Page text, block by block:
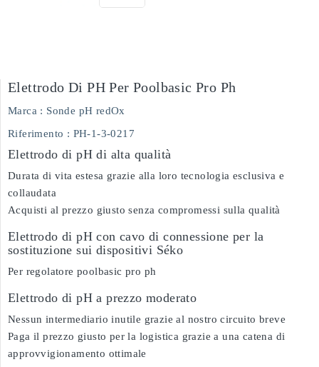
Elettrodo Di PH Per Poolbasic Pro Ph
Marca : Sonde pH redOx
Riferimento : PH-1-3-0217
Elettrodo di pH di alta qualità
Durata di vita estesa grazie alla loro tecnologia esclusiva e
collaudata
Acquisti al prezzo giusto senza compromessi sulla qualità
Elettrodo di pH con cavo di connessione per la
sostituzione sui dispositivi Séko
Per regolatore poolbasic pro ph
Elettrodo di pH a prezzo moderato
Nessun intermediario inutile grazie al nostro circuito breve
Paga il prezzo giusto per la logistica grazie a una catena di
approvvigionamento ottimale